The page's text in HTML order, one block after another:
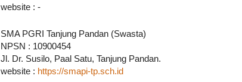
website : -
SMA PGRI Tanjung Pandan (Swasta)
NPSN : 10900454
Jl. Dr. Susilo, Paal Satu, Tanjung Pandan.
website : https://smapi-tp.sch.id